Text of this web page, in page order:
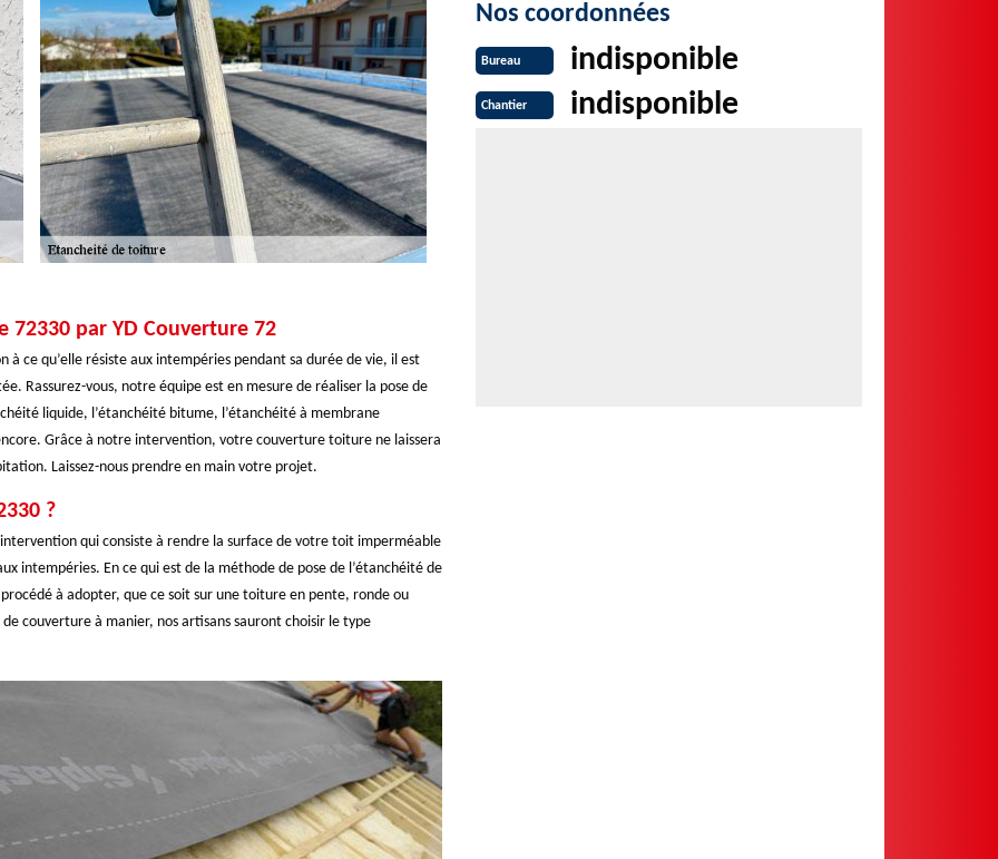
72330 par YD Couverture 72
ce qu’elle résiste aux intempéries pendant sa durée de vie, il est
Rassurez-vous, notre équipe est en mesure de réaliser la pose de
liquide, l’étanchéité bitume, l’étanchéité à membrane
Grâce à notre intervention, votre couverture toiture ne laissera
Laissez-nous prendre en main votre projet.
?
qui consiste à rendre la surface de votre toit imperméable
intempéries. En ce qui est de la méthode de pose de l’étanchéité de
à adopter, que ce soit sur une toiture en pente, ronde ou
couverture à manier, nos artisans sauront choisir le type
Nos coordonnées
Bureau indisponible
Chantier indisponible